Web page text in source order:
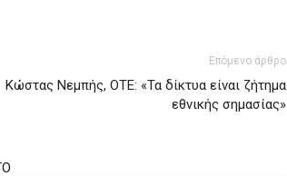
Επόμενο άρθρο
Κώστας Νεμπής, ΟΤΕ: «Τα δίκτυα είναι ζήτημα
εθνικής σημασίας»